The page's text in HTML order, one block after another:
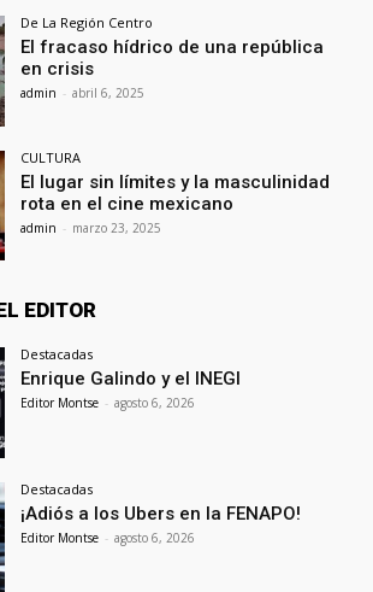
De La Región Centro
El fracaso hídrico de una república
en crisis
admin - abril 6, 2025
CULTURA
El lugar sin límites y la masculinidad
rota en el cine mexicano
admin - marzo 23, 2025
EDITOR
Destacadas
Enrique Galindo y el INEGI
Editor Montse - agosto 6, 2026
Destacadas
¡Adiós a los Ubers en la FENAPO!
Editor Montse - agosto 6, 2026